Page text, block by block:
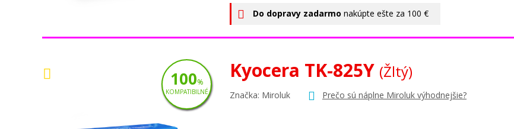
Do dopravy zadarmo nakúpte ešte za 100 €
Kyocera TK-825Y (Žltý)
Značka: Miroluk Prečo sú náplne Miroluk výhodnejšie?
100%
KOMPATIBILNÉ